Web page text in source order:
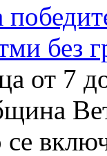
без
от 7